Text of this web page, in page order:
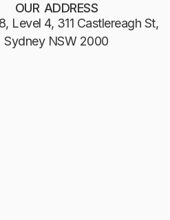
OUR ADDRESS
Level 4, 311 Castlereagh St,
Sydney NSW 2000